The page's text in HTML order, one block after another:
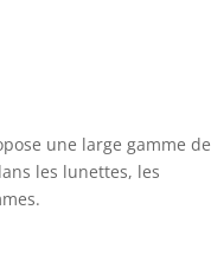
une large gamme de
les lunettes, les